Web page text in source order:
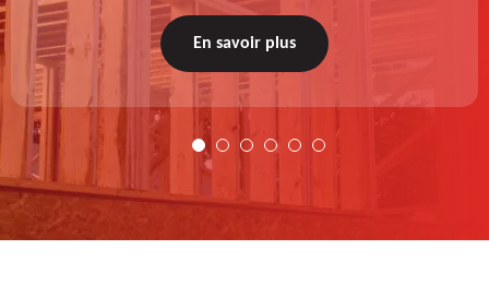
aux normes : diagnostic au prélable, choix de la
technique à appliquer, test après remise en état.
En savoir plus